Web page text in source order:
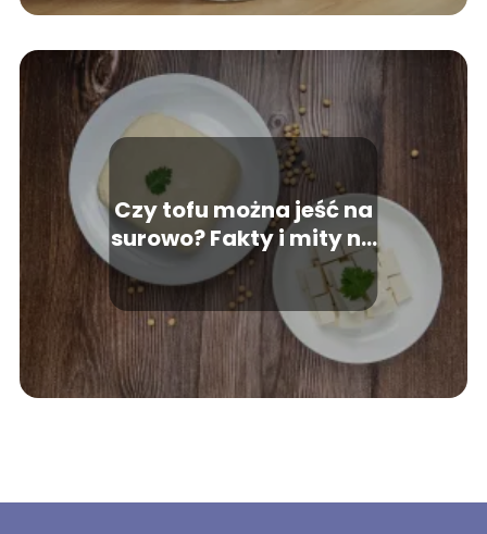
Czy tofu można jeść na
surowo? Fakty i mity na
temat surowego tofu